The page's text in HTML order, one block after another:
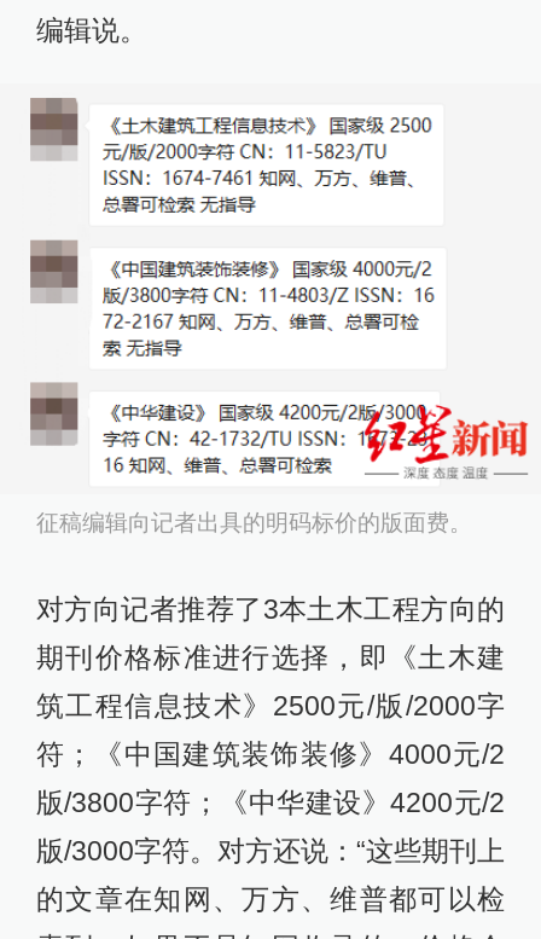
编辑说。
征稿编辑向记者出具的明码标价的版面费。
对方向记者推荐了3本土木工程方向的
期刊价格标准进行选择，即《土木建
筑工程信息技术》2500元/版/2000字
符；《中国建筑装饰装修》4000元/2
版/3800字符；《中华建设》4200元/2
版/3000字符。对方还说：“这些期刊上
的文章在知网、万方、维普都可以检